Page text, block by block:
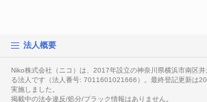
法人概要
Niko株式会社（ニコ）は、2017年設立の神奈川県横浜市南区
る法人です（法人番号: 7011601021666）。最終登記更新は
実施しました。
掲載中の法令違反/処分/ブラック情報はありません。